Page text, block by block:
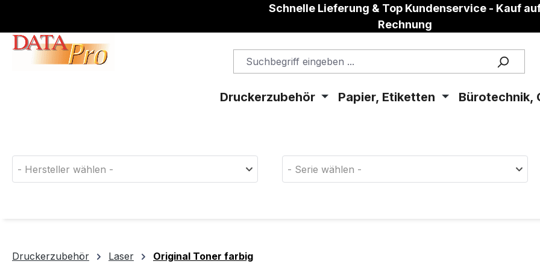
Schnelle Lieferung & Top Kundenservice - Kauf
Rechnung
Druckerzubehör Papier, Etiketten Bürotechnik,
- Hersteller wählen - - Serie wählen -
Druckerzubehör Laser Original Toner farbig